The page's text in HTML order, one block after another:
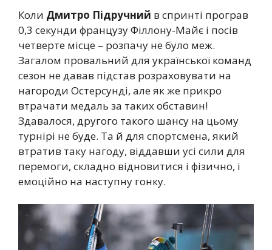
Коли Дмитро Підручний в спринті програв
0,3 секунди французу Філлону-Майє і посів
четверте місце – розпачу не було меж.
Загалом провальний для української команд
сезон не давав підстав розраховувати на
нагороди Остерсунді, але як же прикро
втрачати медаль за таких обставин!
Здавалося, другого такого шансу на цьому
турнірі не буде. Та й для спортсмена, який
втратив таку нагоду, віддавши усі сили для
перемоги, складно відновитися і фізично, і
емоційно на наступну гонку.